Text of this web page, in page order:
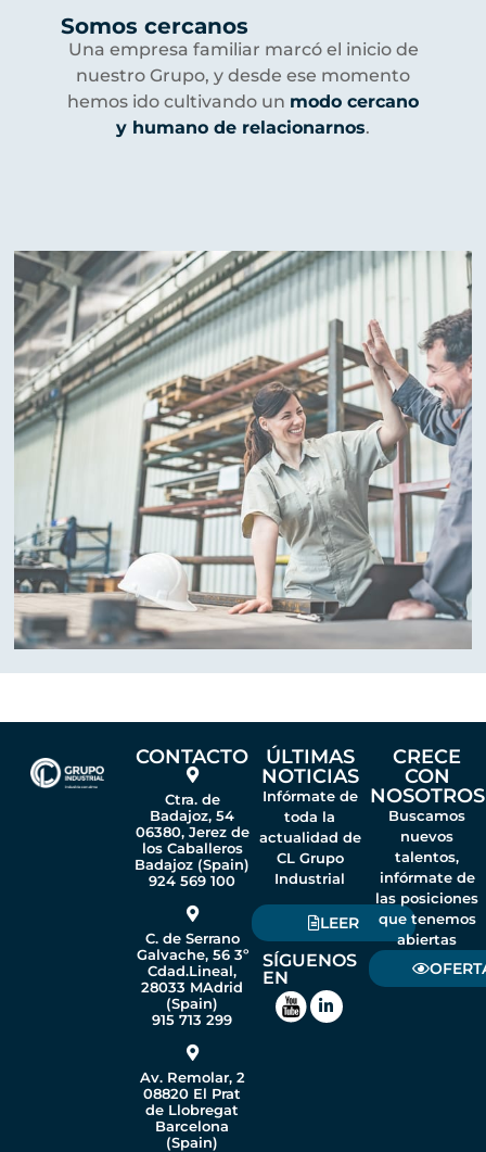
Somos cercanos
Una empresa familiar marcó el inicio de
nuestro Grupo, y desde ese momento
hemos ido cultivando un modo cercano
y humano de relacionarnos.
CONTACTO
Ctra. de
Badajoz, 54
06380, Jerez de
los Caballeros
Badajoz (Spain)
924 569 100
C. de Serrano
Galvache, 56 3º
Cdad.Lineal,
28033 MAdrid
(Spain)
915 713 299
Av. Remolar, 2
08820 El Prat
de Llobregat
Barcelona
(Spain)
ÚLTIMAS
NOTICIAS
Infórmate de
toda la
actualidad de
CL Grupo
Industrial
LEER
SÍGUENOS
EN
CRECE
CON
NOSOTROS
Buscamos
nuevos
talentos,
infórmate de
las posiciones
que tenemos
abiertas